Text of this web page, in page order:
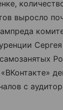
выросло
с